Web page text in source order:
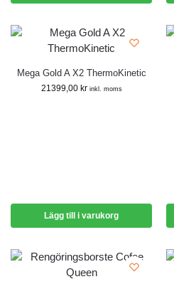
Mega Gold A X2 ThermoKinetic
21399,00 kr inkl. moms
Lägg till i varukorg